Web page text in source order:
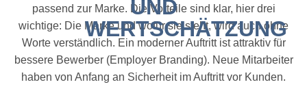
passend zur Marke. Die Vorteile sind klar, hier drei
wichtige: Die Marke und wofür sie steht, wird auch ohne
Worte verständlich. Ein moderner Auftritt ist attraktiv für
bessere Bewerber (Employer Branding). Neue Mitarbeiter
haben von Anfang an Sicherheit im Auftritt vor Kunden.